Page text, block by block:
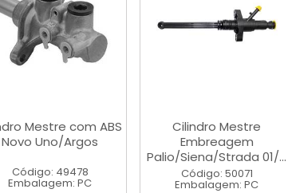
Mestre com ABS
Novo Uno/Argos
Código: 49478
Embalagem: PC
Cilindro Mestre
Embreagem
Palio/Siena/Strada 01/...
Código: 50071
Embalagem: PC